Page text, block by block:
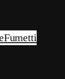
Fumetti